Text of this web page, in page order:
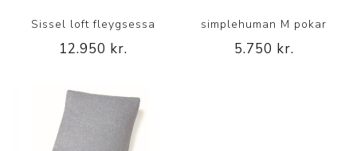
Sissel loft fleygsessa
12.950 kr.
simplehuman M pokar
5.750 kr.